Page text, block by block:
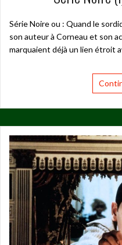
Série Noire ou : Quand le
son auteur à Corneau et son
marquaient déjà un lien étroit